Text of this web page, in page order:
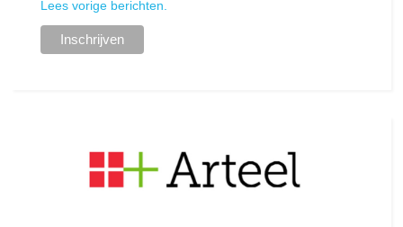
Lees vorige berichten.